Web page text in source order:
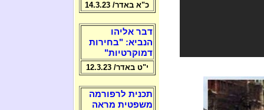
כ"א באדר/ 14.3.23
דבר אליהו
הנביא: "בחירות
דמוקרטיות"
י"ט באדר/ 12.3.23
תכנית לרפורמה
משפטית מראה